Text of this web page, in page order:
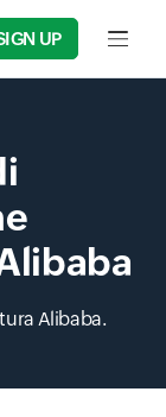
UP Input
Alibaba.